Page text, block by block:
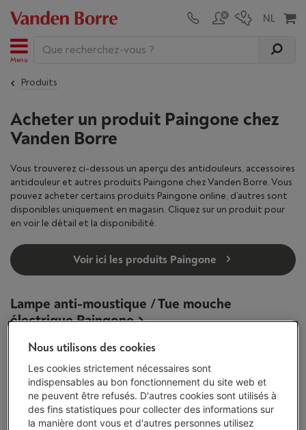
Menu
Produits
Acheter un produit Paingone chez
Vanden Borre
Vous trouverez ci-dessous un aperçu des antidouleurs, accessoires
antidouleur et autres produits Paingone chez Vanden Borre. Vous
pouvez acheter certains produits Paingone online, d’autres sont
disponibles uniquement en magasin. Cliquez sur un produit pour
en voir le détail et la disponibilité.
Voir ici les produits Paingone
Lampe anti-moustique / Tue mouche
électrique Paingone
Nous utilisons des cookies
Les cookies strictement nécessaires sont
indispensables au bon fonctionnement du site web et
ne peuvent être refusés. D'autres cookies sont utilisés à
des fins statistiques pour collecter des informations sur
la manière dont vous et d'autres personnes utilisez